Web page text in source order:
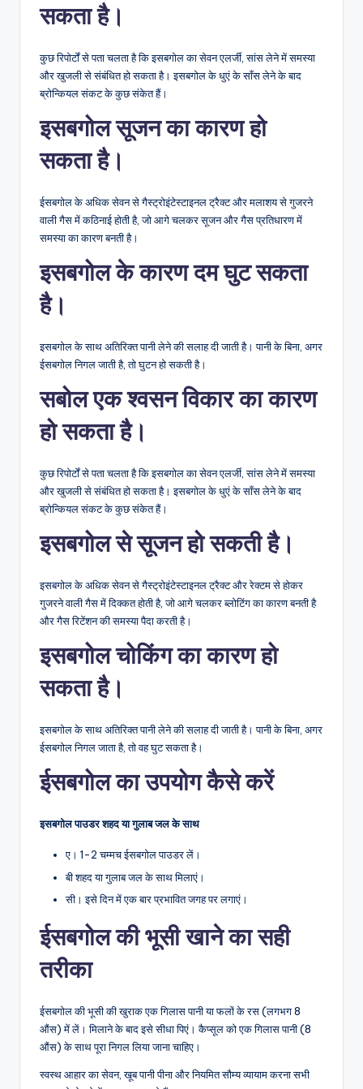
सकता है।
कुछ रिपोर्टों से पता चलता है कि इसबगोल का सेवन एलर्जी, सांस लेने में समस्या
और खुजली से संबंधित हो सकता है। इसबगोल के धुएं के साँस लेने के बाद
ब्रोन्कियल संकट के कुछ संकेत हैं।
इसबगोल सूजन का कारण हो
सकता है।
ईसबगोल के अधिक सेवन से गैस्ट्रोइंटेस्टाइनल ट्रैक्ट और मलाशय से गुजरने
वाली गैस में कठिनाई होती है, जो आगे चलकर सूजन और गैस प्रतिधारण में
समस्या का कारण बनती है।
इसबगोल के कारण दम घुट सकता
है।
इसबगोल के साथ अतिरिक्त पानी लेने की सलाह दी जाती है। पानी के बिना, अगर
ईसबगोल निगल जाती है, तो घुटन हो सकती है।
सबोल एक श्वसन विकार का कारण
हो सकता है।
कुछ रिपोर्टों से पता चलता है कि इसबगोल का सेवन एलर्जी, सांस लेने में समस्या
और खुजली से संबंधित हो सकता है। इसबगोल के धुएं के साँस लेने के बाद
ब्रोन्कियल संकट के कुछ संकेत हैं।
इसबगोल से सूजन हो सकती है।
इसबगोल के अधिक सेवन से गैस्ट्रोइंटेस्टाइनल ट्रैक्ट और रेक्टम से होकर
गुजरने वाली गैस में दिक्कत होती है, जो आगे चलकर ब्लोटिंग का कारण बनती है
और गैस रिटेंशन की समस्या पैदा करती है।
इसबगोल चोकिंग का कारण हो
सकता है।
इसबगोल के साथ अतिरिक्त पानी लेने की सलाह दी जाती है। पानी के बिना, अगर
ईसबगोल निगल जाता है, तो वह घुट सकता है।
ईसबगोल का उपयोग कैसे करें
इसबगोल पाउडर शहद या गुलाब जल के साथ
ए। 1-2 चम्मच ईसबगोल पाउडर लें।
बी शहद या गुलाब जल के साथ मिलाएं।
सी। इसे दिन में एक बार प्रभावित जगह पर लगाएं।
ईसबगोल की भूसी खाने का सही
तरीका
ईसबगोल की भूसी की खुराक एक गिलास पानी या फलों के रस (लगभग 8
औंस) में लें। मिलाने के बाद इसे सीधा पिएं। कैप्सूल को एक गिलास पानी (8
औंस) के साथ पूरा निगल लिया जाना चाहिए।
स्वस्थ आहार का सेवन, खूब पानी पीना और नियमित सौम्य व्यायाम करना सभी